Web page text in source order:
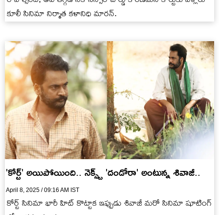
కూలీ సినిమా నిర్మాత కళానిధి మారన్.
'కోర్ట్' అయిపోయింది.. నెక్స్ట్ 'దండోరా' అంటున్న శివాజీ..
April 8, 2025 / 09:16 AM IST
కోర్ట్ సినిమా భారీ హిట్ కొట్టాక ఇప్పుడు శివాజీ మరో సినిమా షూటింగ్